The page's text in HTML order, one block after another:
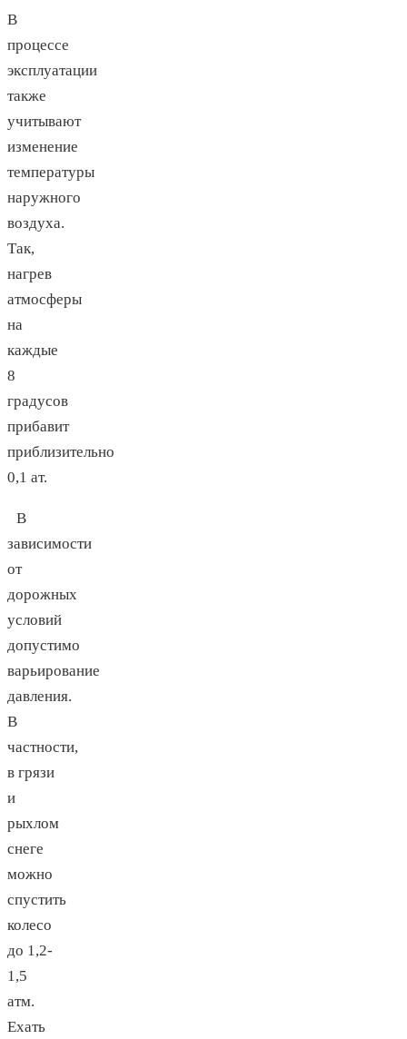
В
процессе
эксплуатации
также
учитывают
изменение
температуры
наружного
воздуха.
Так,
нагрев
атмосферы
на
каждые
8
градусов
прибавит
приблизительно
0,1 ат.
В
зависимости
от
дорожных
условий
допустимо
варьирование
давления.
В
частности,
в грязи
и
рыхлом
снеге
можно
спустить
колесо
до 1,2-
1,5
атм.
Ехать